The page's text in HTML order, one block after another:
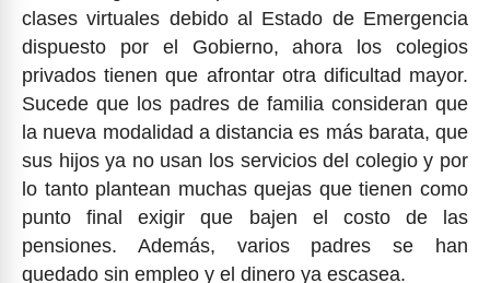
clases virtuales debido al Estado de Emergencia
dispuesto por el Gobierno, ahora los colegios
privados tienen que afrontar otra dificultad mayor.
Sucede que los padres de familia consideran que
la nueva modalidad a distancia es más barata, que
sus hijos ya no usan los servicios del colegio y por
lo tanto plantean muchas quejas que tienen como
punto final exigir que bajen el costo de las
pensiones. Además, varios padres se han
quedado sin empleo y el dinero ya escasea.